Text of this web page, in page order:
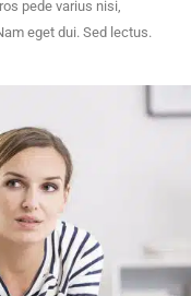
pede varius nisi,
eget dui. Sed lectus.